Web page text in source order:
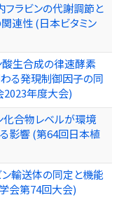
ラビンの代謝調節と
連性 (日本ビタミン
酸生合成の律速酵素
る発現制御因子の同
年度大会)
化合物レベルが環境
影響 (第64回日本植
輸送体の同定と機能
会第74回大会)